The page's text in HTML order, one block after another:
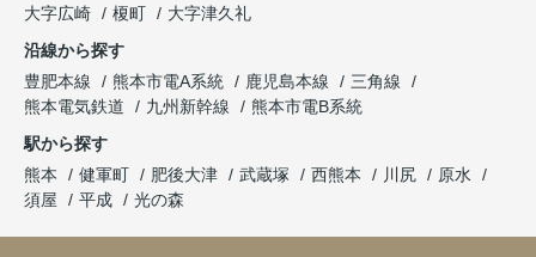
大字広崎
榎町
大字津久礼
沿線から探す
豊肥本線
熊本市電A系統 鹿児島本線
三角線
熊本電気鉄道
九州新幹線
熊本市電B系統
駅から探す
熊本
健軍町 肥後大津 武蔵塚 西熊本 川尻
原水
須屋
平成 光の森